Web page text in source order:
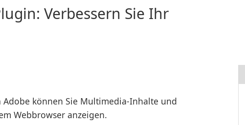
Verbessern Sie Ihr
können Sie Multimedia-Inhalte und
Webbrowser anzeigen.